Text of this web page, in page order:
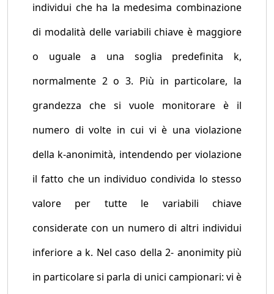
individui che ha la medesima combinazione
di modalità delle variabili chiave è maggiore
o uguale a una soglia predefinita k,
normalmente 2 o 3. Più in particolare, la
grandezza che si vuole monitorare è il
numero di volte in cui vi è una violazione
della k-anonimità, intendendo per violazione
il fatto che un individuo condivida lo stesso
valore per tutte le variabili chiave
considerate con un numero di altri individui
inferiore a k. Nel caso della 2- anonimity più
in particolare si parla di unici campionari: vi è